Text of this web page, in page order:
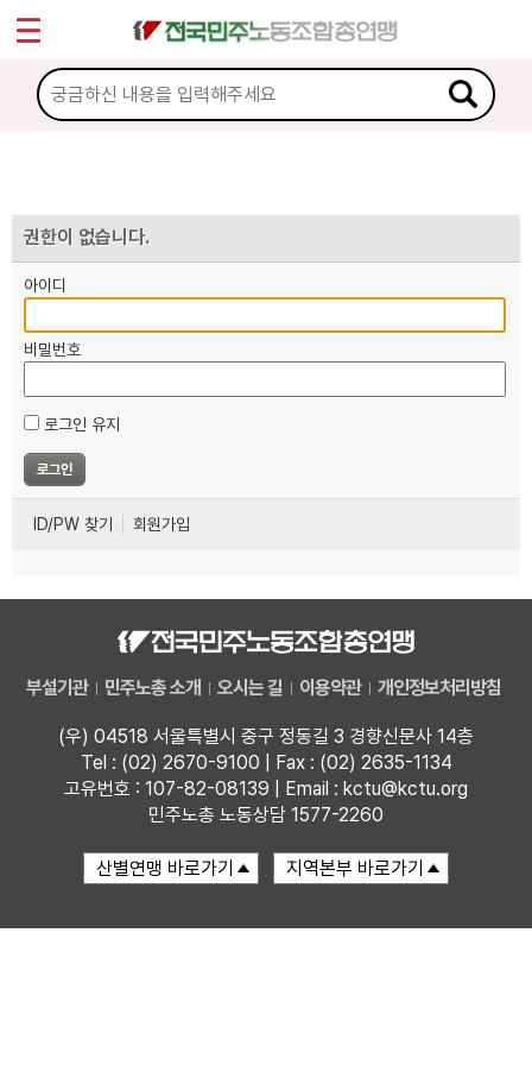
권한이 없습니다.
아이디
비밀번호
로그인 유지
ID/PW 찾기 회원가입
부설기관 민주노총 소개 오시는 길 이용약관 개인정보처리방침
(우) 04518 서울특별시 중구 정동길 3 경향신문사 14층
Tel : (02) 2670-9100 | Fax : (02) 2635-1134
고유번호 : 107-82-08139 | Email : kctu@kctu.org
민주노총 노동상담 1577-2260
마이페이지
소개
노동상담
자료
부설기관
업무